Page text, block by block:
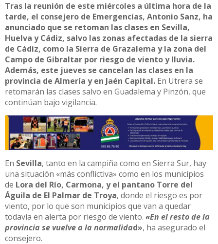
Tras la reunión de este miércoles a última hora de la
tarde, el consejero de Emergencias, Antonio Sanz, ha
anunciado que se retoman las clases en Sevilla,
Huelva y Cádiz, salvo las zonas afectadas de la sierra
de Cádiz, como la Sierra de Grazalema y la zona del
Campo de Gibraltar por riesgo de viento y lluvia.
Además, este jueves se cancelan las clases en la
provincia de Almería y en Jaén Capital. En Utrera se
retomarán las clases salvo en Guadalema y Pinzón, que
continúan bajo vigilancia.
En Sevilla, tanto en la campiña como en Sierra Sur, hay
una situación «más conflictiva» como en los municipios
de Lora del Río, Carmona, y el pantano Torre del
Águila de El Palmar de Troya, donde el riesgo es por
viento, por lo que son municipios que van a quedar
todavía en alerta por riesgo de viento. «En el resto de la
provincia se vuelve a la normalidad», ha asegurado el
consejero.